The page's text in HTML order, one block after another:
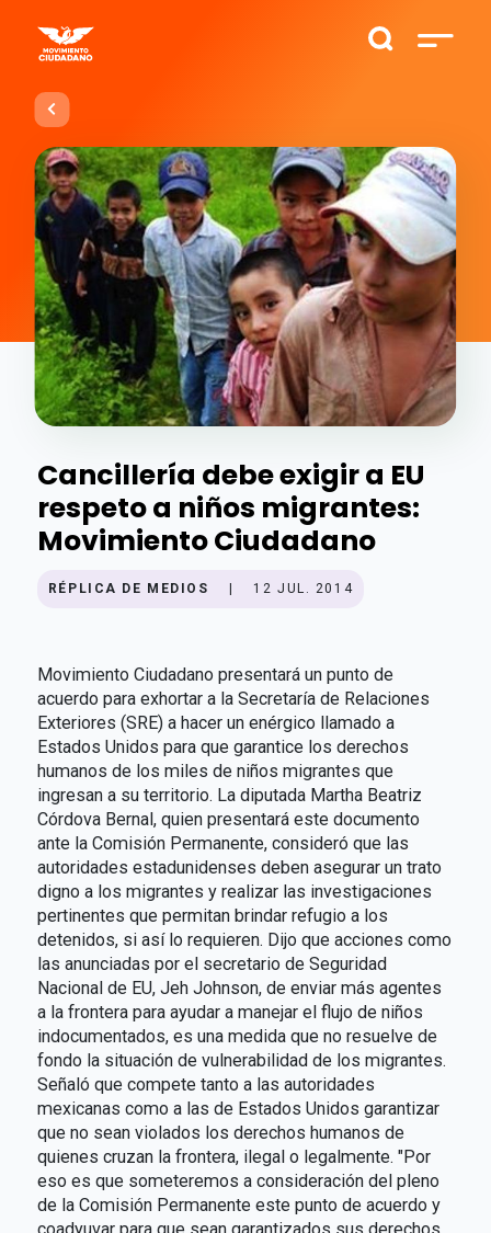
Cancillería debe exigir a EU
respeto a niños migrantes:
Movimiento Ciudadano
RÉPLICA DE MEDIOS 12 JUL. 2014
Movimiento Ciudadano presentará un punto de
acuerdo para exhortar a la Secretaría de Relaciones
Exteriores (SRE) a hacer un enérgico llamado a
Estados Unidos para que garantice los derechos
humanos de los miles de niños migrantes que
ingresan a su territorio. La diputada Martha Beatriz
Córdova Bernal, quien presentará este documento
ante la Comisión Permanente, consideró que las
autoridades estadunidenses deben asegurar un trato
digno a los migrantes y realizar las investigaciones
pertinentes que permitan brindar refugio a los
detenidos, si así lo requieren. Dijo que acciones como
las anunciadas por el secretario de Seguridad
Nacional de EU, Jeh Johnson, de enviar más agentes
a la frontera para ayudar a manejar el flujo de niños
indocumentados, es una medida que no resuelve de
fondo la situación de vulnerabilidad de los migrantes.
Señaló que compete tanto a las autoridades
mexicanas como a las de Estados Unidos garantizar
que no sean violados los derechos humanos de
quienes cruzan la frontera, ilegal o legalmente. "Por
eso es que someteremos a consideración del pleno
de la Comisión Permanente este punto de acuerdo y
coadyuvar para que sean garantizados sus derechos